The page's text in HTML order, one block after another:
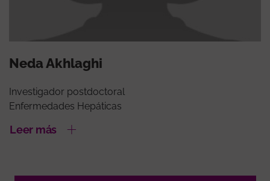
Neda Akhlaghi
Investigador postdoctoral
Enfermedades Hepáticas
Leer más